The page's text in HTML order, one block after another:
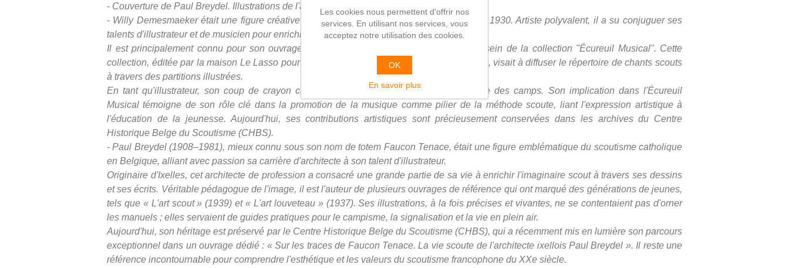
- Couverture de Paul Breydel. Illustrations de l'auteur,
- Willy Demesmaeker était une figure créative marquante du scoutisme belge des années 1930. Artiste polyvalent, il a su conjuguer ses
talents d'illustrateur et de musicien pour enrichir l'imaginaire de la fédération.
Il est principalement connu pour son ouvrage intitulé "Joie Scoute", publié en 1938 au sein de la collection "Écureuil Musical". Cette
collection, éditée par la maison Le Lasso pour la Fédération des Scouts Catholiques (FSC), visait à diffuser le répertoire de chants scouts
à travers des partitions illustrées.
En tant qu'illustrateur, son coup de crayon capturait l'esprit d'aventure et la camaraderie des camps. Son implication dans l'Écureuil
Musical témoigne de son rôle clé dans la promotion de la musique comme pilier de la méthode scoute, liant l'expression artistique à
l'éducation de la jeunesse. Aujourd'hui, ses contributions artistiques sont précieusement conservées dans les archives du Centre
Historique Belge du Scoutisme (CHBS).
- Paul Breydel (1908–1981), mieux connu sous son nom de totem Faucon Tenace, était une figure emblématique du scoutisme catholique
en Belgique, alliant avec passion sa carrière d'architecte à son talent d'illustrateur.
Originaire d'Ixelles, cet architecte de profession a consacré une grande partie de sa vie à enrichir l'imaginaire scout à travers ses dessins
et ses écrits. Véritable pédagogue de l'image, il est l'auteur de plusieurs ouvrages de référence qui ont marqué des générations de jeunes,
tels que « L'art scout » (1939) et « L'art louveteau » (1937). Ses illustrations, à la fois précises et vivantes, ne se contentaient pas d'orner
les manuels ; elles servaient de guides pratiques pour le campisme, la signalisation et la vie en plein air.
Aujourd'hui, son héritage est préservé par le Centre Historique Belge du Scoutisme (CHBS), qui a récemment mis en lumière son parcours
exceptionnel dans un ouvrage dédié : « Sur les traces de Faucon Tenace. La vie scoute de l'architecte ixellois Paul Breydel ». Il reste une
référence incontournable pour comprendre l'esthétique et les valeurs du scoutisme francophone du XXe siècle.
Les cookies nous permettent d'offrir nos
services. En utilisant nos services, vous
acceptez notre utilisation des cookies.
OK
En savoir plus